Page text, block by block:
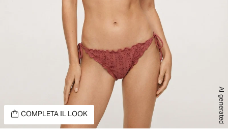
AI generated
COMPLETA IL LOOK